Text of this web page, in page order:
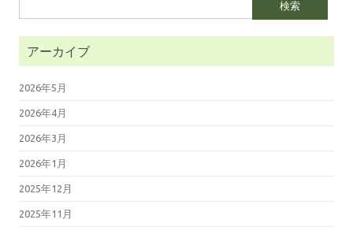
索:
アーカイブ
2026年5月
2026年4月
2026年3月
2026年1月
2025年12月
2025年11月